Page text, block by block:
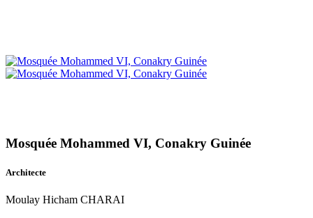
Mosquée Mohammed VI, Conakry Guinée
Architecte
Moulay Hicham CHARAI